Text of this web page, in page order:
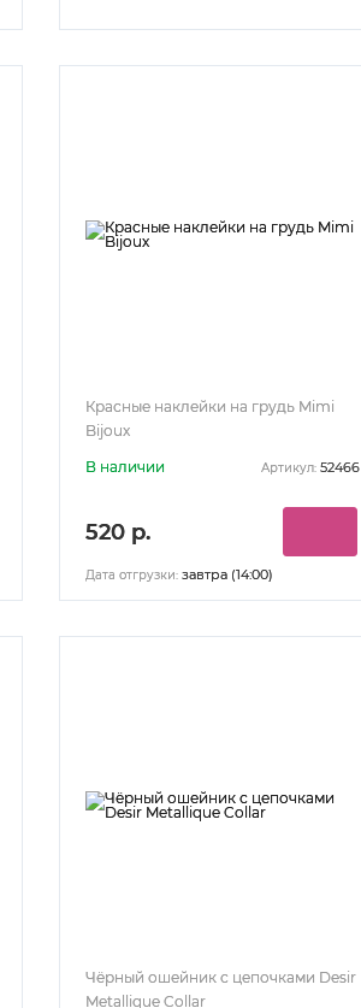
Красные наклейки на грудь Mimi
Bijoux
В наличии
Артикул: 52466
520 р.
Дата отгрузки: завтра (14:00)
Чёрный ошейник с цепочками Desir
Metallique Collar